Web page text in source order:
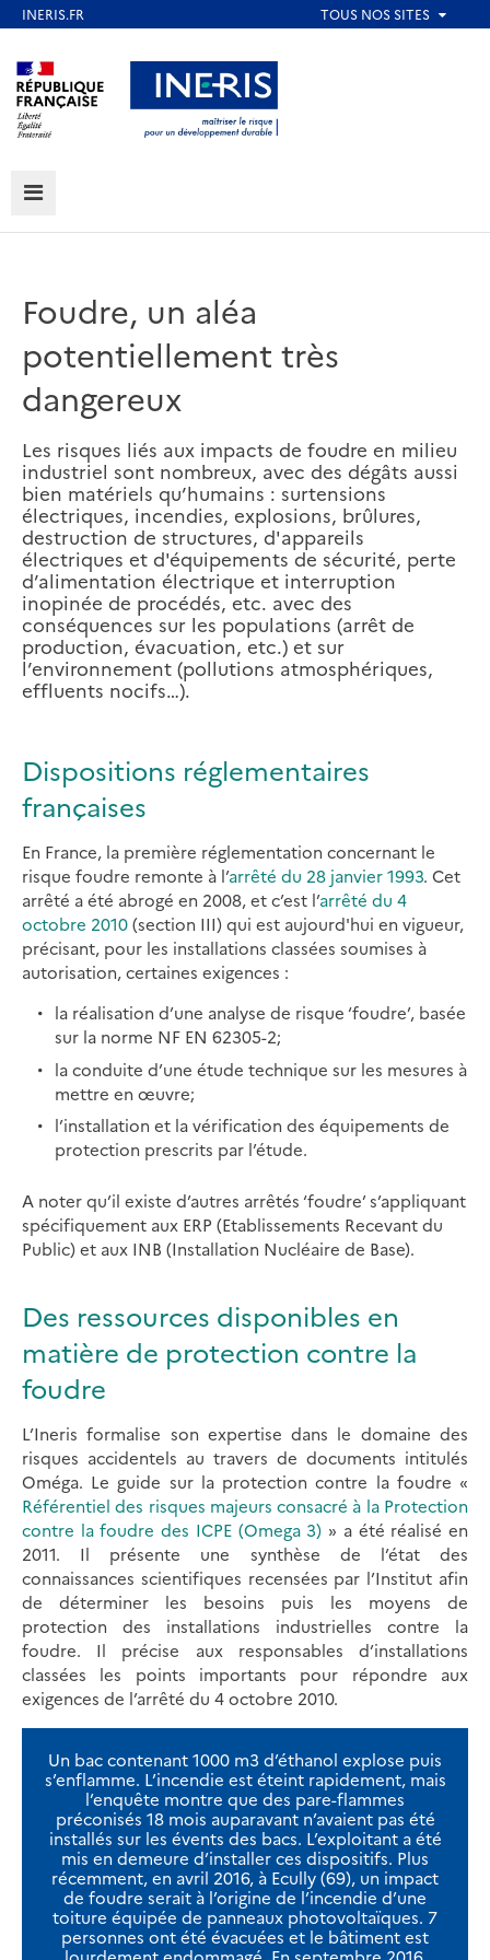
au
contenu
principal
Aller au contenu Aller au menu
Aller au pied de page
MENU
Foudre, un aléa
potentiellement très
dangereux
Les risques liés aux impacts de foudre en milieu
industriel sont nombreux, avec des dégâts aussi
bien matériels qu’humains : surtensions
électriques, incendies, explosions, brûlures,
destruction de structures, d'appareils
électriques et d'équipements de sécurité, perte
d’alimentation électrique et interruption
inopinée de procédés, etc. avec des
conséquences sur les populations (arrêt de
production, évacuation, etc.) et sur
l’environnement (pollutions atmosphériques,
effluents nocifs…).
Dispositions réglementaires
françaises
En France, la première réglementation concernant le
risque foudre remonte à l’arrêté du 28 janvier 1993. Cet
arrêté a été abrogé en 2008, et c’est l’arrêté du 4
octobre 2010(section III) qui est aujourd'hui en vigueur,
précisant, pour les installations classées soumises à
autorisation, certaines exigences :
la réalisation d’une analyse de risque ‘foudre’, basée
sur la norme NF EN 62305-2;
la conduite d’une étude technique sur les mesures à
mettre en œuvre;
l’installation et la vérification des équipements de
protection prescrits par l’étude.
A noter qu’il existe d’autres arrêtés ‘foudre’ s’appliquant
spécifiquement aux ERP (Etablissements Recevant du
Public) et aux INB (Installation Nucléaire de Base).
Des ressources disponibles en
matière de protection contre la
foudre
L’Ineris formalise son expertise dans le domaine des
risques accidentels au travers de documents intitulés
Oméga. Le guide sur la protection contre la foudre «
Référentiel des risques majeurs consacré à la Protection
contre la foudre des ICPE (Omega 3) » a été réalisé en
2011. Il présente une synthèse de l’état des
connaissances scientifiques recensées par l’Institut afin
de déterminer les besoins puis les moyens de
protection des installations industrielles contre la
foudre. Il précise aux responsables d’installations
classées les points importants pour répondre aux
exigences de l’arrêté du 4 octobre 2010.
Un bac contenant 1000 m3 d’éthanol explose puis
s’enflamme. L’incendie est éteint rapidement, mais
l’enquête montre que des pare-flammes
préconisés 18 mois auparavant n’avaient pas été
installés sur les évents des bacs. L’exploitant a été
mis en demeure d’installer ces dispositifs. Plus
récemment, en avril 2016, à Ecully (69), un impact
de foudre serait à l’origine de l’incendie d’une
toiture équipée de panneaux photovoltaïques. 7
personnes ont été évacuées et le bâtiment est